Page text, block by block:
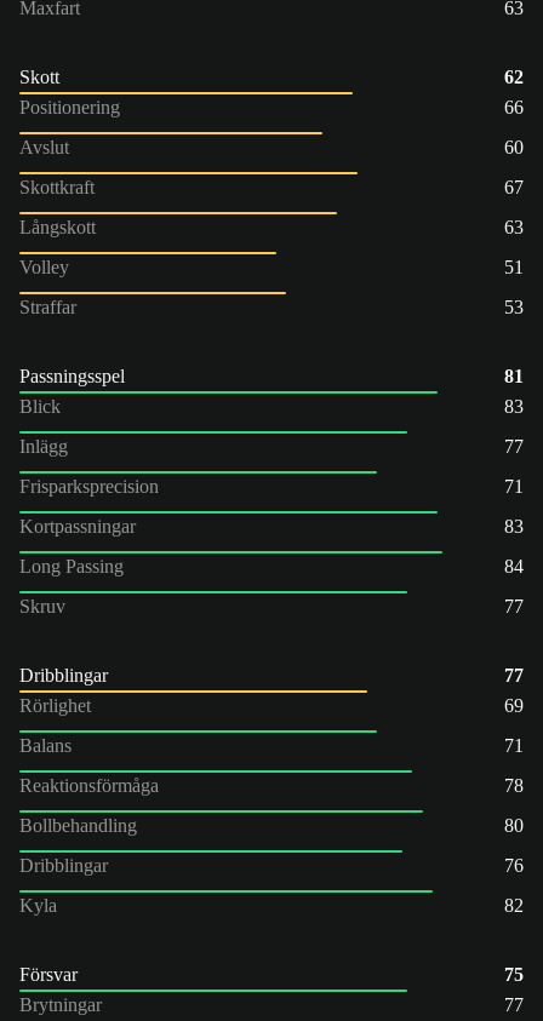
Maxfart
63
Skott
62
Positionering
66
Avslut
60
Skottkraft
67
Långskott
63
Volley
51
Straffar
53
Passningsspel
81
Blick
83
Inlägg
77
Frisparksprecision
71
Kortpassningar
83
Long Passing
84
Skruv
77
Dribblingar
77
Rörlighet
69
Balans
71
Reaktionsförmåga
78
Bollbehandling
80
Dribblingar
76
Kyla
82
Försvar
75
Brytningar
77